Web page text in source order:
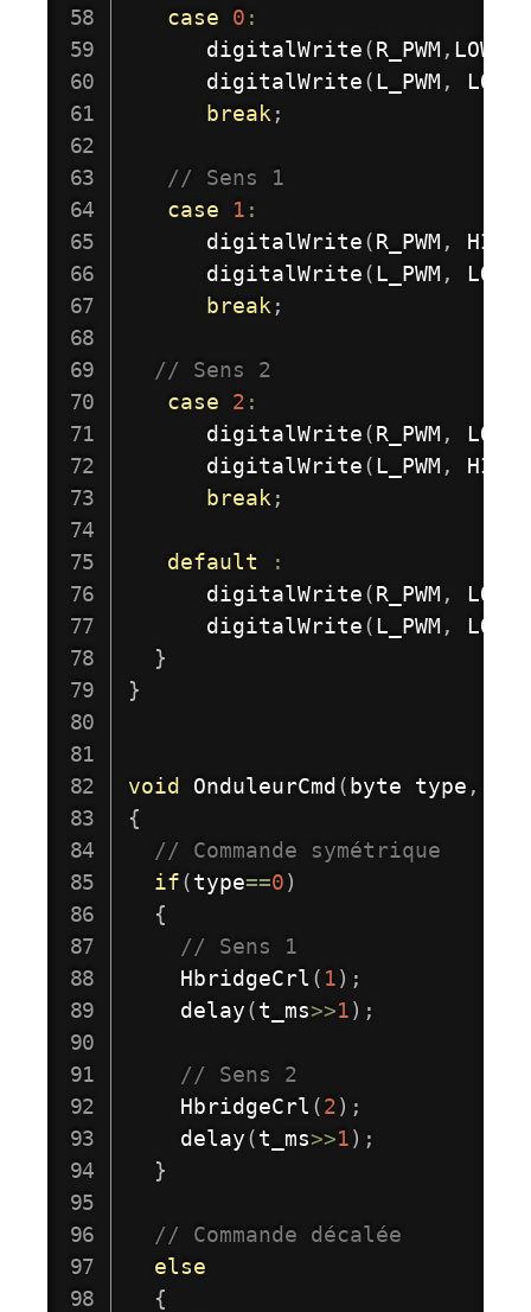
case 0 :
digitalWrite(R_PWM , LOW
digitalWrite(L_PWM , LOW
break ;
// Sens 1
case
1 :
digitalWrite(R_PWM , HIGH
digitalWrite(L_PWM , LOW
break ;
// Sens 2
case
2 :
digitalWrite(R_PWM , LOW
digitalWrite(L_PWM , HIGH
break ;
default
:
digitalWrite(R_PWM , LOW
digitalWrite(L_PWM , LOW
}
}
void OnduleurCmd(byte type ,
{
// Commande symétrique
if(type==0)
{
// Sens 1
HbridgeCrl ( 1) ;
delay(t_ms>>1) ;
// Sens 2
HbridgeCrl (2) ;
delay(t_ms>>1) ;
}
// Commande décalée
else
{